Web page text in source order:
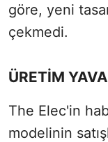
göre, yeni
çekmedi.
ÜRETİM
The Elec'in
modelinin